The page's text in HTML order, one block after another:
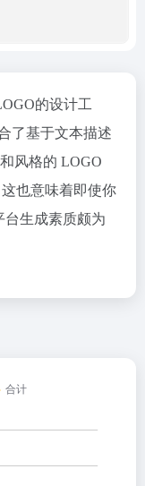
的设计工
了基于文本描述
风格的 LOGO
也意味着即使你
台生成素质颇为